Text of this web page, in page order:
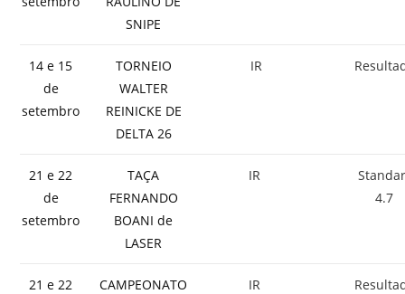
SNIPE
14 e 15
de
setembro
TORNEIO
WALTER
REINICKE DE
DELTA 26
IR
21 e 22
de
setembro
TAÇA
FERNANDO
BOANI de
LASER
IR
4.7
21 e 22
CAMPEONATO
IR